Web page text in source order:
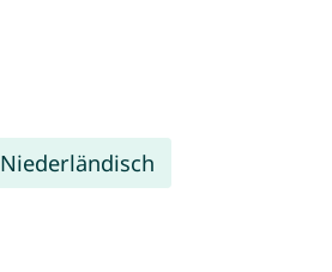
Niederländisch